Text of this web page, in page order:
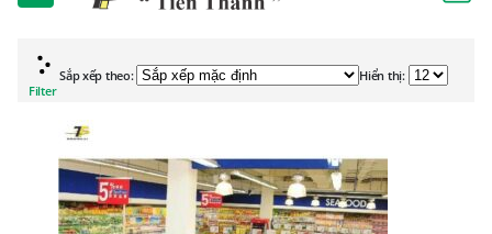
Filter
Sắp xếp theo: Hiển thị: